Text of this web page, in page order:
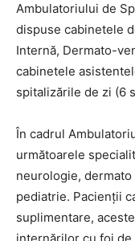
Ambulatoriului de
dispuse cabinetele
Internă, Dermato-
cabinetele
spitalizările de zi (6
În cadrul
următoarele
neurologie,
pediatrie. Pacienții
suplimentare,